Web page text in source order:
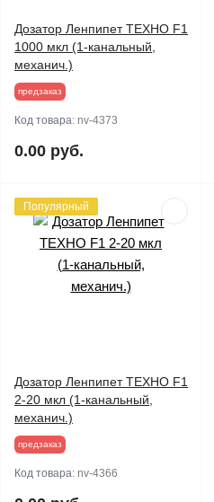
Дозатор Ленпипет ТЕХНО F1
1000 мкл (1-канальный,
механич.)
предзаказ
Код товара: nv-4373
0.00 руб.
Популярный
Дозатор Ленпипет ТЕХНО F1
2-20 мкл (1-канальный,
механич.)
предзаказ
Код товара: nv-4366